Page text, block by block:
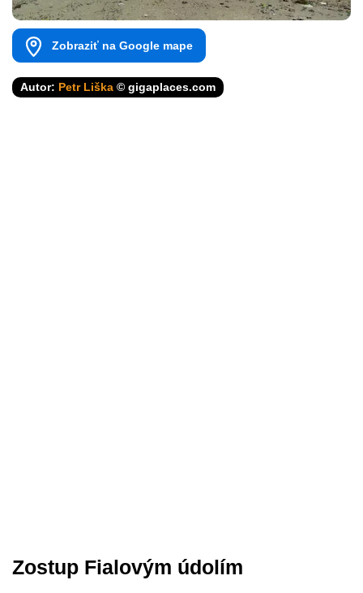
Zobraziť na Google mape
Autor: Petr Liška © gigaplaces.com
Zostup Fialovým údolím